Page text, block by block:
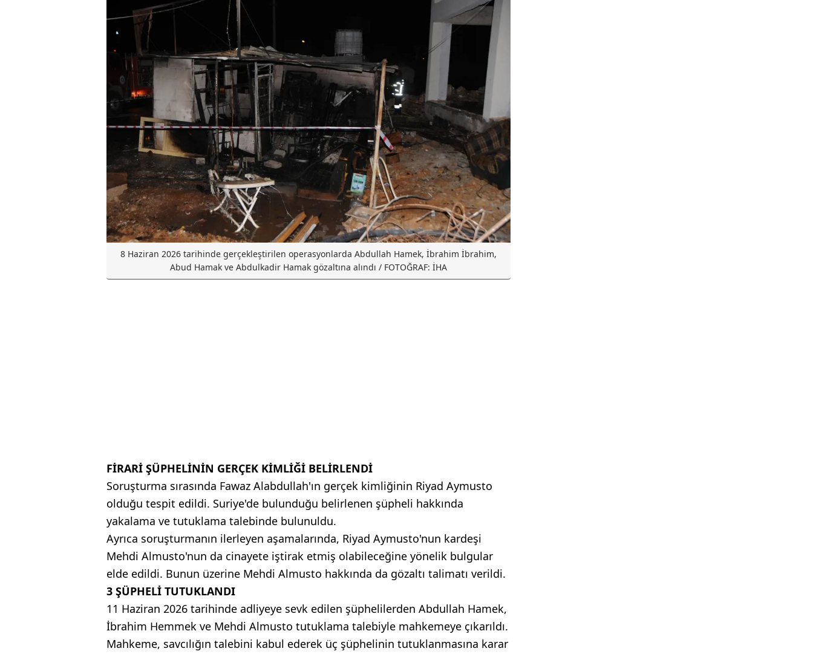
8 Haziran 2026 tarihinde gerçekleştirilen operasyonlarda Abdullah Hamek, İbrahim İbrahim,
Abud Hamak ve Abdulkadir Hamak gözaltına alındı / FOTOĞRAF: İHA
FİRARİ ŞÜPHELİNİN GERÇEK KİMLİĞİ BELİRLENDİ
Soruşturma sırasında Fawaz Alabdullah'ın gerçek kimliğinin Riyad Aymusto
olduğu tespit edildi. Suriye'de bulunduğu belirlenen şüpheli hakkında
yakalama ve tutuklama talebinde bulunuldu.
Ayrıca soruşturmanın ilerleyen aşamalarında, Riyad Aymusto'nun kardeşi
Mehdi Almusto'nun da cinayete iştirak etmiş olabileceğine yönelik bulgular
elde edildi. Bunun üzerine Mehdi Almusto hakkında da gözaltı talimatı verildi.
3 ŞÜPHELİ TUTUKLANDI
11 Haziran 2026 tarihinde adliyeye sevk edilen şüphelilerden Abdullah Hamek,
İbrahim Hemmek ve Mehdi Almusto tutuklama talebiyle mahkemeye çıkarıldı.
Mahkeme, savcılığın talebini kabul ederek üç şüphelinin tutuklanmasına karar